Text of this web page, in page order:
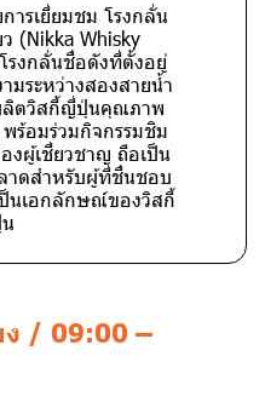
ารเยี่ยมชม โรงกลั่น
(Nikka Whisky
รงกลั่นชื่อดังที่ตั้งอยู่
มระหว่างสองสายน้ำ
ผลิตวิสกี้ญี่ปุ่นคุณภาพ
ร้อมร่วมกิจกรรมชิม
งผู้เชี่ยวชาญ ถือเป็น
าดสำหรับผู้ที่ชื่นชอบ
นเอกลักษณ์ของวิสกี้
ง / 09:00 –